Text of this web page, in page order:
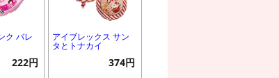
ク バレ
222円
アイブレックス サン
タとトナカイ
374円